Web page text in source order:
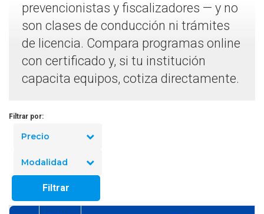
prevencionistas y fiscalizadores — y no
son clases de conducción ni trámites
de licencia. Compara programas online
con certificado y, si tu institución
capacita equipos, cotiza directamente.
Filtrar por:
Precio
Modalidad
Filtrar